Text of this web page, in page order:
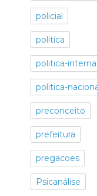
policial
politica
politica-
politica-
preconceito
prefeitura
pregacoes
Psicanálise